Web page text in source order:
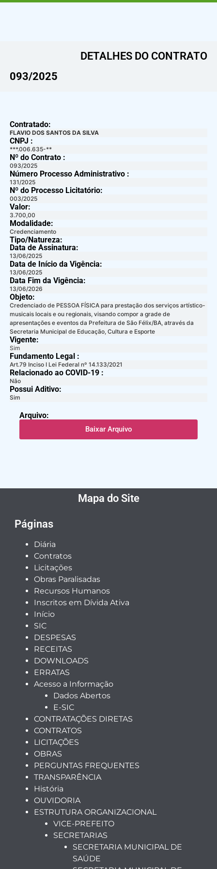
DETALHES DO CONTRATO​
093/2025
Contratado:
FLAVIO DOS SANTOS DA SILVA
CNPJ :
***.006.635-**
Nº do Contrato :
093/2025
Número Processo Administrativo :
131/2025
Nº do Processo Licitatório:
003/2025
Valor:
3.700,00
Modalidade:
Credenciamento
Tipo/Natureza:
Data de Assinatura:
13/06/2025
Data de Início da Vigência:
13/06/2025
Data Fim da Vigência:
13/06/2026
Objeto:
Credenciado de PESSOA FÍSICA para prestação dos serviços artístico-
musicais locais e ou regionais, visando compor a grade de
apresentações e eventos da Prefeitura de São Félix/BA, através da
Secretaria Municipal de Educação, Cultura e Esporte
Vigente:
Sim
Fundamento Legal :​
Art.79 Inciso I Lei Federal nº 14.133/2021
Relacionado ao COVID-19 :​
Não
Possui Aditivo:​
Sim
Arquivo:
Baixar Arquivo
Mapa do Site
Páginas
Diária
Contratos
Licitações
Obras Paralisadas
Recursos Humanos
Inscritos em Dívida Ativa
Início
SIC
DESPESAS
RECEITAS
DOWNLOADS
ERRATAS
Acesso a Informação
Dados Abertos
E-SIC
CONTRATAÇÕES DIRETAS
CONTRATOS
LICITAÇÕES
OBRAS
PERGUNTAS FREQUENTES
TRANSPARÊNCIA
História
OUVIDORIA
ESTRUTURA ORGANIZACIONAL
VICE-PREFEITO
SECRETARIAS
SECRETARIA MUNICIPAL DE
SAÚDE